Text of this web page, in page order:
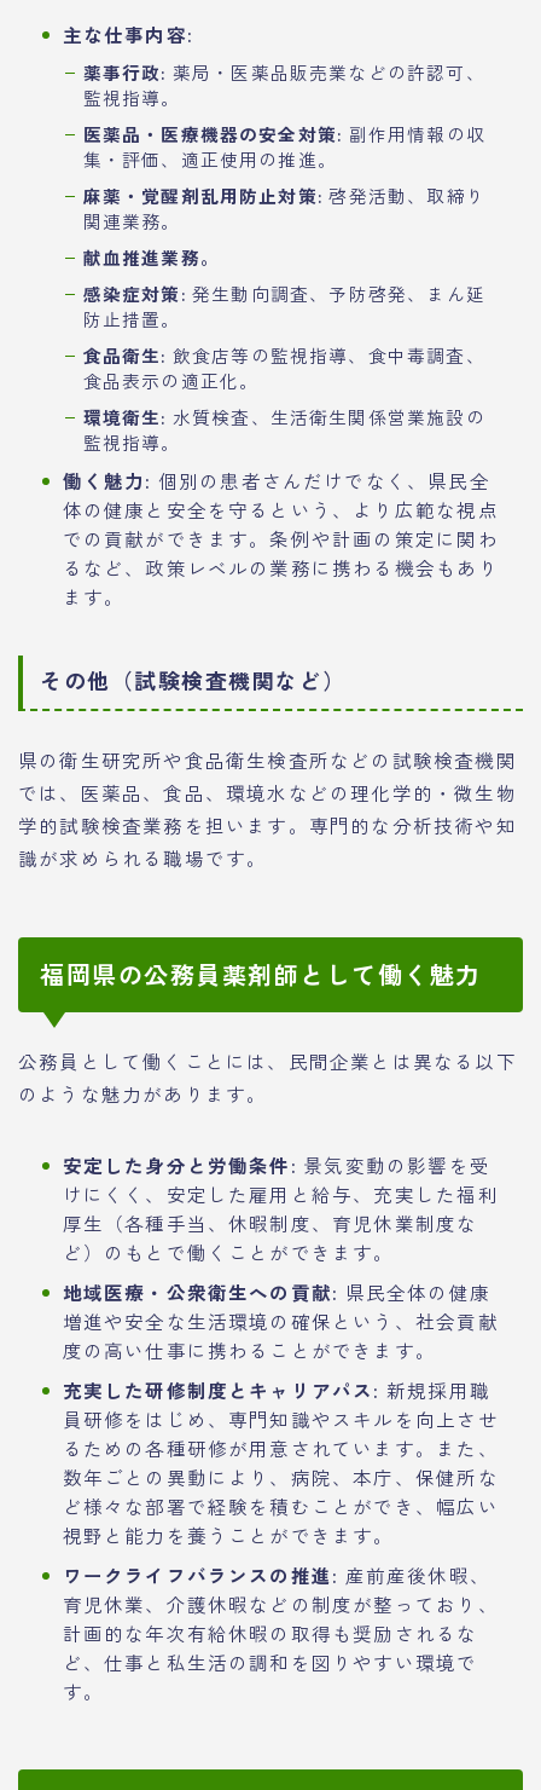
主な仕事内容:
薬事行政: 薬局・医薬品販売業などの許認可、
監視指導。
医薬品・医療機器の安全対策: 副作用情報の収
集・評価、適正使用の推進。
麻薬・覚醒剤乱用防止対策: 啓発活動、取締り
関連業務。
献血推進業務。
感染症対策: 発生動向調査、予防啓発、まん延
防止措置。
食品衛生: 飲食店等の監視指導、食中毒調査、
食品表示の適正化。
環境衛生: 水質検査、生活衛生関係営業施設の
監視指導。
働く魅力: 個別の患者さんだけでなく、県民全
体の健康と安全を守るという、より広範な視点
での貢献ができます。条例や計画の策定に関わ
るなど、政策レベルの業務に携わる機会もあり
ます。
その他（試験検査機関など）
県の衛生研究所や食品衛生検査所などの試験検査機関
では、医薬品、食品、環境水などの理化学的・微生物
学的試験検査業務を担います。専門的な分析技術や知
識が求められる職場です。
福岡県の公務員薬剤師として働く魅力
公務員として働くことには、民間企業とは異なる以下
のような魅力があります。
安定した身分と労働条件: 景気変動の影響を受
けにくく、安定した雇用と給与、充実した福利
厚生（各種手当、休暇制度、育児休業制度な
ど）のもとで働くことができます。
地域医療・公衆衛生への貢献: 県民全体の健康
増進や安全な生活環境の確保という、社会貢献
度の高い仕事に携わることができます。
充実した研修制度とキャリアパス: 新規採用職
員研修をはじめ、専門知識やスキルを向上させ
るための各種研修が用意されています。また、
数年ごとの異動により、病院、本庁、保健所な
ど様々な部署で経験を積むことができ、幅広い
視野と能力を養うことができます。
ワークライフバランスの推進: 産前産後休暇、
育児休業、介護休暇などの制度が整っており、
計画的な年次有給休暇の取得も奨励されるな
ど、仕事と私生活の調和を図りやすい環境で
す。